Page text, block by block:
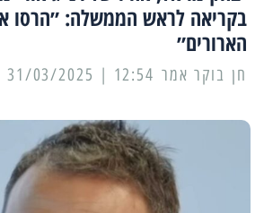
בקריאה לראש הממשלה: ״הרסו
הארורים״
12:54 | 31/03/2025